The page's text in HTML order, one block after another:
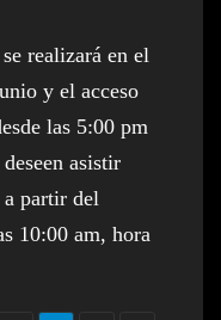
realizará en el
y el acceso
las 5:00 pm
asistir
a partir del
10:00 am, hora